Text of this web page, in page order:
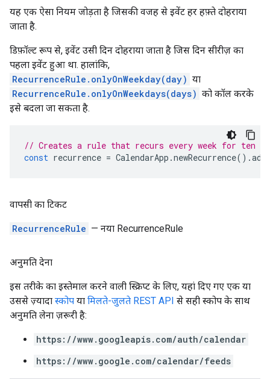
यह एक ऐसा नियम जोड़ता है जिसकी वजह से इवेंट हर हफ़्ते दोहराया
जाता है.
डिफ़ॉल्ट रूप से, इवेंट उसी दिन दोहराया जाता है जिस दिन सीरीज़ का
पहला इवेंट हुआ था. हालांकि,
RecurrenceRule.onlyOnWeekday(day) या
RecurrenceRule.onlyOnWeekdays(days) को कॉल करके
इसे बदला जा सकता है.
// Creates a rule that recurs every week for ten
const recurrence = CalendarApp .newRecurrence().
वापसी का टिकट
RecurrenceRule — नया RecurrenceRule
अनुमति देना
इस तरीके का इस्तेमाल करने वाली स्क्रिप्ट के लिए, यहां दिए गए एक या
उससे ज़्यादा स्कोप या मिलते-जुलते REST API से सही स्कोप के साथ
अनुमति लेना ज़रूरी है:
https://www.googleapis.com/auth/calendar
https://www.google.com/calendar/feeds